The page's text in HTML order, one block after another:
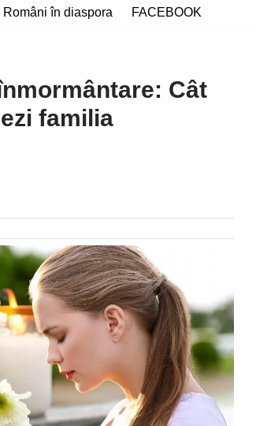
Români în diaspora FACEBOOK
Cât
familia